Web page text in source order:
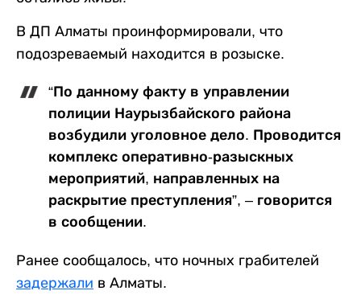
В ДП Алматы проинформировали, что
подозреваемый находится в розыске.
“По данному факту в управлении
полиции Наурызбайского района
возбудили уголовное дело. Проводится
комплекс оперативно-разыскных
мероприятий, направленных на
раскрытие преступления”, – говорится
в сообщении.
Ранее сообщалось, что ночных грабителей
задержали в Алматы.